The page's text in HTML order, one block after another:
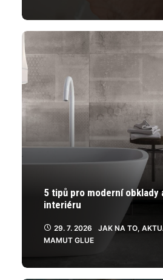
5 tipů pro moderní obklady
interiéru
29. 7. 2026 JAK NA TO,
MAMUT GLUE